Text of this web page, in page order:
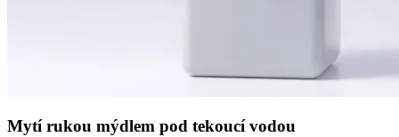
Mytí rukou mýdlem pod tekoucí vodou